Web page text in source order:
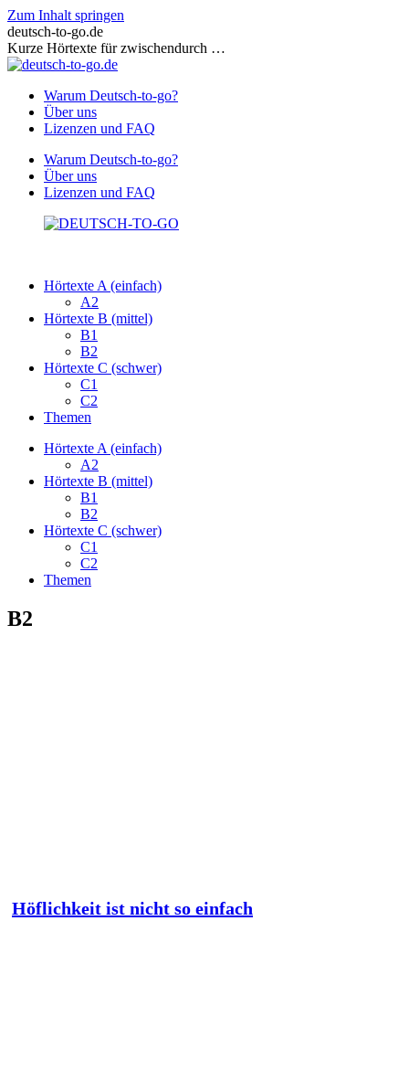
Zum Inhalt springen
deutsch-to-go.de
Kurze Hörtexte für zwischendurch …
Warum Deutsch-to-go?
Über uns
Lizenzen und FAQ
Warum Deutsch-to-go?
Über uns
Lizenzen und FAQ
Hörtexte A (einfach)
A2
Hörtexte B (mittel)
B1
B2
Hörtexte C (schwer)
C1
C2
Themen
Hörtexte A (einfach)
A2
Hörtexte B (mittel)
B1
B2
Hörtexte C (schwer)
C1
C2
Themen
B2
Höflichkeit ist nicht so einfach